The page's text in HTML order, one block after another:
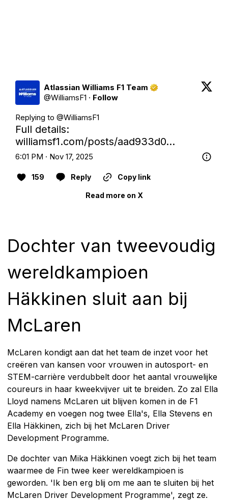
Atlassian Williams F1 Team
@WilliamsF1 · Follow
Replying to @WilliamsF1
williamsf1.com/posts/aad933d0…
6:01 PM · Nov 17, 2025
159 Reply Copy link
Read more on X
Dochter van tweevoudig
wereldkampioen
Häkkinen sluit aan bij
McLaren
McLaren kondigt aan dat het team de inzet voor het
creëren van kansen voor vrouwen in autosport- en
STEM-carrière verdubbelt door het aantal vrouwelijke
coureurs in haar kweekvijver uit te breiden. Zo zal Ella
Lloyd namens McLaren uit blijven komen in de F1
Academy en voegen nog twee Ella's, Ella Stevens en
Ella Häkkinen, zich bij het McLaren Driver
Development Programme.
De dochter van Mika Häkkinen voegt zich bij het team
waarmee de Fin twee keer wereldkampioen is
geworden. 'Ik ben erg blij om me aan te sluiten bij het
McLaren Driver Development Programme', zegt ze.